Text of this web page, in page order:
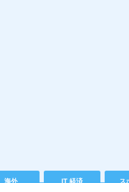
海外 IT 経済 ス